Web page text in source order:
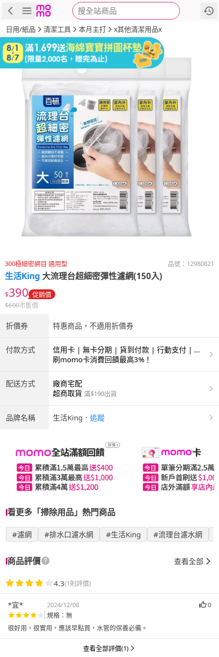
搜全站商品
商品 評價 詳情
日用/紙品 清潔工具 本月主打 x其他清潔用品x
300極細密網目 通用型 品號： 12980821
生活King 大流理台超細密彈性濾網(150入)
$390 促銷價
$600市售價
折價券 特惠商品，不適用折價券
付款方式
信用卡 | 無卡分期 | 貨到付款 | 行動支付 | 超
商付款 | ATM | 銀聯卡
刷momo卡消費回饋最高3%！
配送方式
廠商宅配
超商取貨 滿$190出貨
品牌名稱 生活King ． 追蹤
看更多「掃除用品」熱門商品
#濾網 #排水口濾水網 #生活King #流理台濾水網
商品評價 查看全部
4.3(1則評價)
*宜* 2024/12/08
0
規格：無
很好用，很實用，應該早點買，水管的保養必備。
查看全部評價(1)